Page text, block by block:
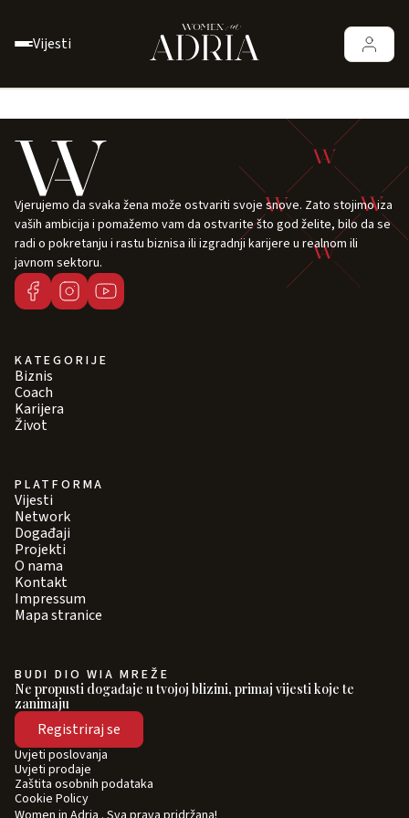
Vijesti
Vjerujemo da svaka žena može ostvariti svoje snove. Zato stojimo iza
vaših ambicija i pomažemo vam da ostvarite što god želite, bilo da se
radi o pokretanju i rastu biznisa ili izgradnji karijere u realnom ili
javnom sektoru.
KATEGORIJE
Biznis
Coach
Karijera
Život
PLATFORMA
Vijesti
Network
Događaji
Projekti
O nama
Kontakt
Impressum
Mapa stranice
BUDI DIO WIA MREŽE
Ne propusti događaje u tvojoj blizini, primaj vijesti koje te
zanimaju
Registriraj se
Uvjeti poslovanja
Uvjeti prodaje
Zaštita osobnih podataka
Cookie Policy